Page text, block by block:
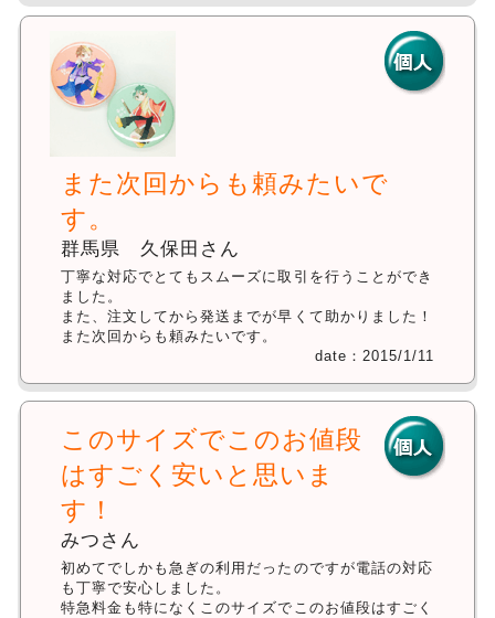
また次回からも頼みたいで
す。
群馬県 久保田さん
丁寧な対応でとてもスムーズに取引を行うことができ
ました。
また、注文してから発送までが早くて助かりました！
また次回からも頼みたいです。
date：2015/1/11
このサイズでこのお値段
はすごく安いと思いま
す！
みつさん
初めてでしかも急ぎの利用だったのですが電話の対応
も丁寧で安心しました。
特急料金も特になくこのサイズでこのお値段はすごく